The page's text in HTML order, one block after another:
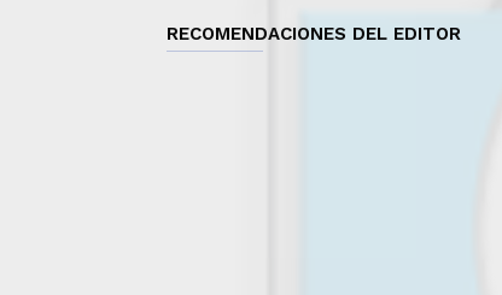
RECOMENDACIONES DEL EDITOR